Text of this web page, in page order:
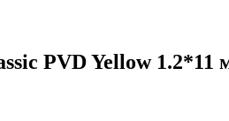
PVD Yellow